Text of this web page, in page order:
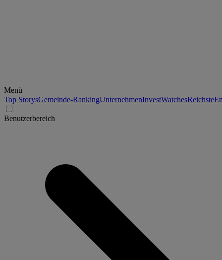
Menü
Top StorysGemeinde-RankingUnternehmenInvestWatchesReichste
Benutzerbereich